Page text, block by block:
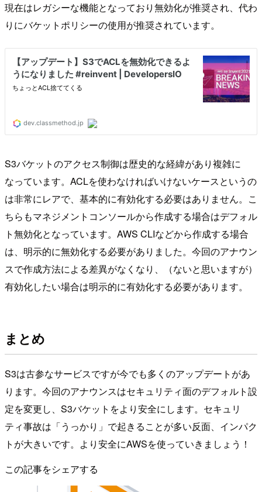
現在はレガシーな機能となっており無効化が推奨され、代わ
りにバケットポリシーの使用が推奨されています。
S3バケットのアクセス制御は歴史的な経緯があり複雑に
なっています。ACLを使わなければいけないケースというの
は非常にレアで、基本的に有効化する必要はありません。こ
ちらもマネジメントコンソールから作成する場合はデフォル
ト無効化となっています。AWS CLIなどから作成する場合
は、明示的に無効化する必要がありました。今回のアナウン
スで作成方法による差異がなくなり、（ないと思いますが）
有効化したい場合は明示的に有効化する必要があります。
まとめ
S3は古参なサービスですが今でも多くのアップデートがあ
ります。今回のアナウンスはセキュリティ面のデフォルト設
定を変更し、S3バケットをより安全にします。セキュリ
ティ事故は「うっかり」で起きることが多い反面、インパク
トが大きいです。より安全にAWSを使っていきましょう！
この記事をシェアする